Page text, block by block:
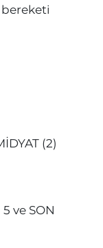
bereketi
(2)
Doktor Nihat ÖZKAN- 5 ve SON